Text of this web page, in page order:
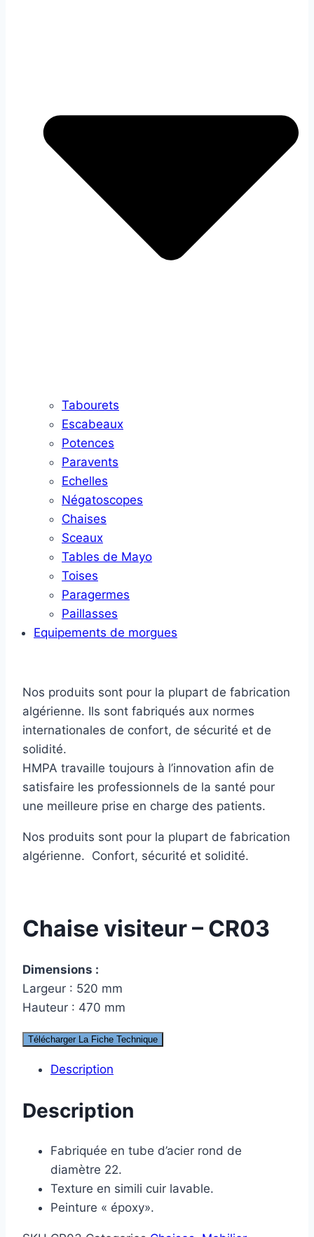
Tabourets
Escabeaux
Potences
Paravents
Echelles
Négatoscopes
Chaises
Sceaux
Tables de Mayo
Toises
Paragermes
Paillasses
Equipements de morgues
Nos produits sont pour la plupart de fabrication
algérienne. Ils sont fabriqués aux normes
internationales de confort, de sécurité et de
solidité.
HMPA travaille toujours à l’innovation afin de
satisfaire les professionnels de la santé pour
une meilleure prise en charge des patients.
Nos produits sont pour la plupart de fabrication
algérienne. Confort, sécurité et solidité.
Chaise visiteur – CR03
Dimensions :
Largeur : 520 mm
Hauteur : 470 mm
Télécharger La Fiche Technique
Description
Description
Fabriquée en tube d’acier rond de
diamètre 22.
Texture en simili cuir lavable.
Peinture « époxy».